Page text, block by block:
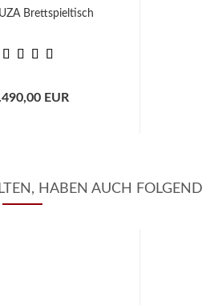
Brettspieltisch
EUR
HABEN AUCH